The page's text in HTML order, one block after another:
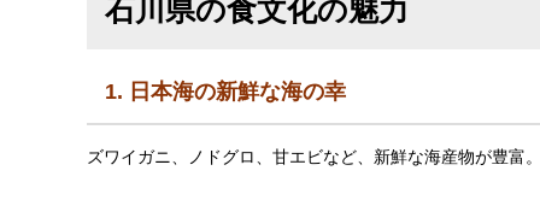
石川県の食文化の魅力
1. 日本海の新鮮な海の幸
ズワイガニ、ノドグロ、甘エビなど、新鮮な海産物が豊富。